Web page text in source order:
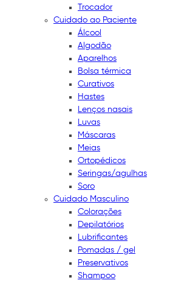
Trocador
Cuidado ao Paciente
Álcool
Algodão
Aparelhos
Bolsa térmica
Curativos
Hastes
Lenços nasais
Luvas
Máscaras
Meias
Ortopédicos
Seringas/agulhas
Soro
Cuidado Masculino
Colorações
Depilatórios
Lubrificantes
Pomadas / gel
Preservativos
Shampoo